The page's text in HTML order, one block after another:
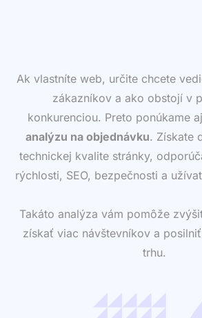
Ak vlastníte web, určite chcete
zákazníkov a ako obstojí v
konkurenciou. Preto ponúkame aj
analýzu na objednávku. Získate
technickej kvalite stránky,
rýchlosti, SEO, bezpečnosti a
Takáto analýza vám pomôže
získať viac návštevníkov a
trhu.